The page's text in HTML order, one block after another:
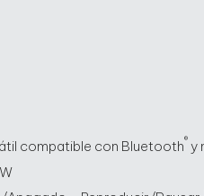
compatible con Bluetooth® y